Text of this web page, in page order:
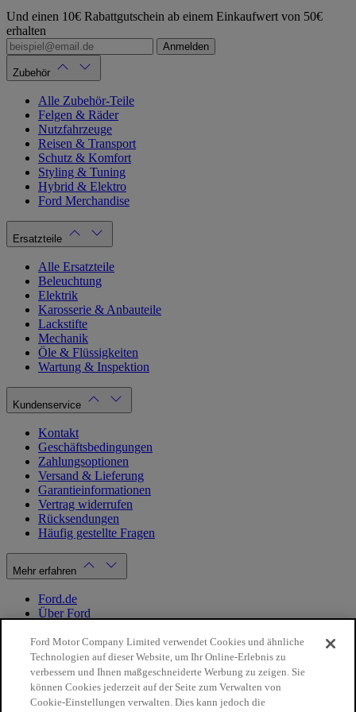
Und einen 10€ Rabattgutschein ab einem Einkaufwert von 50€
erhalten
Anmelden
Zubehör
Alle Zubehör-Teile
Felgen & Räder
Nutzfahrzeuge
Reisen & Transport
Schutz & Komfort
Styling & Tuning
Hybrid & Elektro
Ford Merchandise
Ersatzteile
Alle Ersatzteile
Beleuchtung
Elektrik
Karosserie & Anbauteile
Lackstifte
Mechanik
Öle & Flüssigkeiten
Wartung & Inspektion
Kundenservice
Kontakt
Geschäftsbedingungen
Zahlungsoptionen
Versand & Lieferung
Garantieinformationen
Vertrag widerrufen
Rücksendungen
Häufig gestellte Fragen
Mehr erfahren
Ford.de
Über Ford
Datenschutzbestimmungen
Impressum
Mein Konto
Ford Motor Company Limited verwendet Cookies und ähnliche
Technologien auf dieser Website, um Ihr Online-Erlebnis zu
verbessern und Ihnen maßgeschneiderte Werbung zu zeigen. Sie
können Cookies jederzeit auf der Seite zum Verwalten von
Cookie-Einstellungen verwalten. Dies kann jedoch die